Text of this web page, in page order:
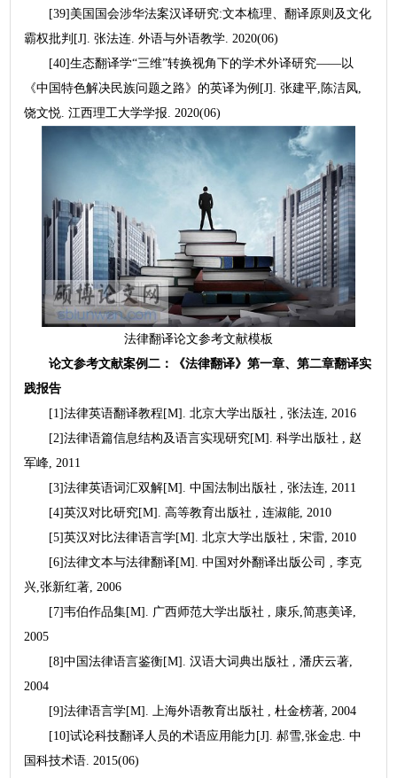
[39]美国国会涉华法案汉译研究:文本梳理、翻译原则及文化
霸权批判[J]. 张法连. 外语与外语教学. 2020(06)
[40]生态翻译学“三维”转换视角下的学术外译研究——以
《中国特色解决民族问题之路》的英译为例[J]. 张建平,陈洁凤,
饶文悦. 江西理工大学学报. 2020(06)
法律翻译论文参考文献模板
论文参考文献案例二：《法律翻译》第一章、第二章翻译实
践报告
[1]法律英语翻译教程[M]. 北京大学出版社 , 张法连, 2016
[2]法律语篇信息结构及语言实现研究[M]. 科学出版社 , 赵
军峰, 2011
[3]法律英语词汇双解[M]. 中国法制出版社 , 张法连, 2011
[4]英汉对比研究[M]. 高等教育出版社 , 连淑能, 2010
[5]英汉对比法律语言学[M]. 北京大学出版社 , 宋雷, 2010
[6]法律文本与法律翻译[M]. 中国对外翻译出版公司 , 李克
兴,张新红著, 2006
[7]韦伯作品集[M]. 广西师范大学出版社 , 康乐,简惠美译,
2005
[8]中国法律语言鉴衡[M]. 汉语大词典出版社 , 潘庆云著,
2004
[9]法律语言学[M]. 上海外语教育出版社 , 杜金榜著, 2004
[10]试论科技翻译人员的术语应用能力[J]. 郝雪,张金忠. 中
国科技术语. 2015(06)